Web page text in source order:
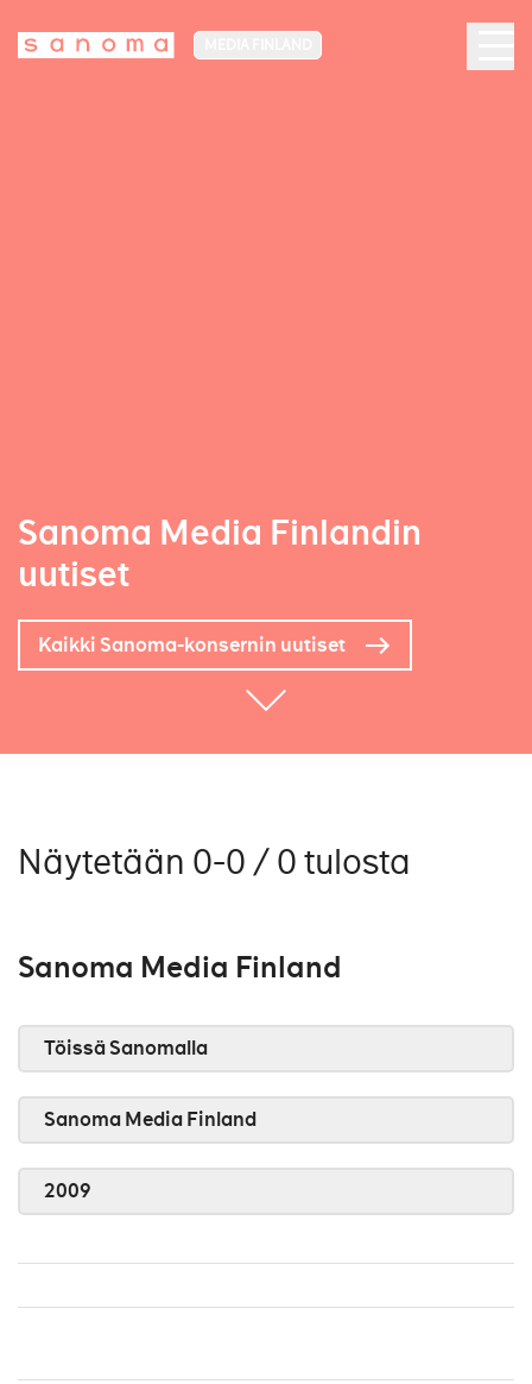
Sanoma Media Finlandin
uutiset
Kaikki Sanoma-konsernin uutiset
Näytetään 0-0 / 0 tulosta
Sanoma Media Finland
Töissä Sanomalla
Sanoma Media Finland
2009